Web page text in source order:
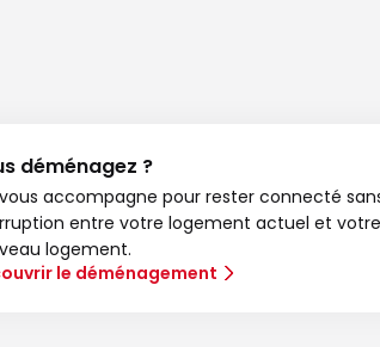
déménagez ?
vous accompagne pour rester connecté
entre votre logement actuel et votre
logement.
le déménagement